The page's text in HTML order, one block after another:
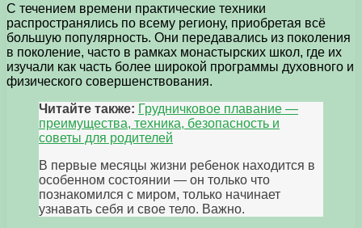
С течением времени практические техники
распространялись по всему региону, приобретая всё
большую популярность. Они передавались из поколения
в поколение, часто в рамках монастырских школ, где их
изучали как часть более широкой программы духовного и
физического совершенствования.
Читайте также: Грудничковое плавание —
преимущества, техника, безопасность и
советы для родителей
В первые месяцы жизни ребенок находится в
особенном состоянии — он только что
познакомился с миром, только начинает
узнавать себя и свое тело. Важно.